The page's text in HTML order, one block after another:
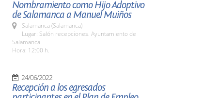
Nombramiento como Hijo Adoptivo
de Salamanca a Manuel Muiños
Salamanca (Salamanca)
Lugar: Salón recepciones. Ayuntamiento de
Salamanca
Hora: 12:00 h.
24/06/2022
Recepción a los egresados